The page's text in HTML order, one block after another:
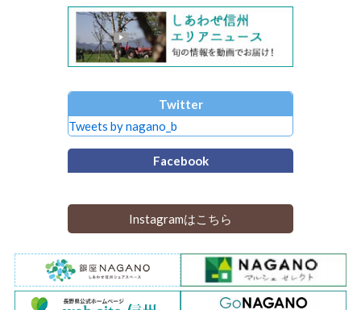
Twitter
Tweets by nagano_b
Facebook
Instagramはこちら